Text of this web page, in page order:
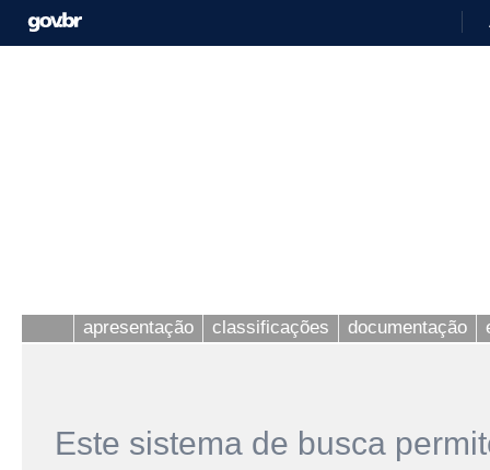
apresentação classificações documentação
Este sistema de busca